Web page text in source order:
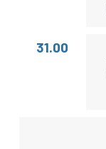
31.00